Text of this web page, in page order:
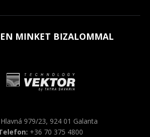
MINKET BIZALOMMAL
Hlavná 979/23, 924 01 Galanta
+36 70 375 4800